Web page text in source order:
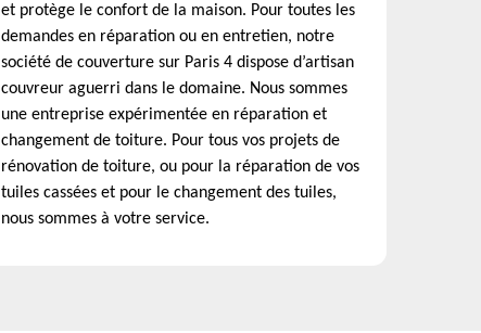
et protège le confort de la maison. Pour toutes les
demandes en réparation ou en entretien, notre
société de couverture sur Paris 4 dispose d’artisan
couvreur aguerri dans le domaine. Nous sommes
une entreprise expérimentée en réparation et
changement de toiture. Pour tous vos projets de
rénovation de toiture, ou pour la réparation de vos
tuiles cassées et pour le changement des tuiles,
nous sommes à votre service.